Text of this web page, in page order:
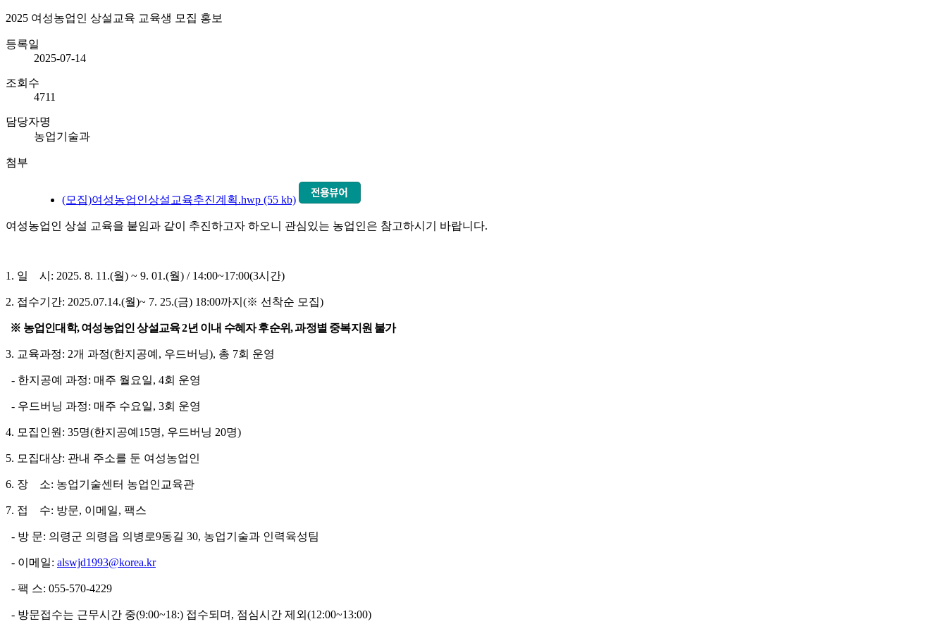
2025 여성농업인 상설교육 교육생 모집 홍보
등록일
2025-07-14
조회수
4711
담당자명
농업기술과
첨부
(모집)여성농업인상설교육추진계획.hwp (55 kb)
여성농업인 상설 교육을 붙임과 같이 추진하고자 하오니 관심있는 농업인은 참고하시기 바랍니다.
1. 일 시 : 2025. 8. 11.(월) ~ 9. 01.(월) / 14:00~17:00(3시간)
2. 접수기간: 2025.07.14.(월)~ 7. 25.(금) 18:00까지 (※ 선착순 모집)
※ 농업인대학,여성농업인 상설교육2년 이내 수혜자 후순위,과정별 중복지원 불가
3. 교육과정: 2개 과정(한지공예 , 우드버닝), 총 7회 운영
- 한지공예 과정: 매주 월요일, 4회 운영
- 우드버닝 과정: 매주 수요일, 3회 운영
4. 모집인원 : 35명(한지공예 15명, 우드버닝 20명)
5. 모집대상: 관내 주소를 둔 여성농업인
6. 장 소: 농업기술센터 농업인교육관
7. 접 수: 방문, 이메일, 팩스
- 방 문: 의령군 의령읍 의병로9동길 30, 농업기술과 인력육성팀
- 이메일: alswjd1993@korea.kr
- 팩 스: 055-570-4229
- 방문접수는 근무시간 중(9:00~18:) 접수되며 , 점심시간 제외 (12:00~13:00)